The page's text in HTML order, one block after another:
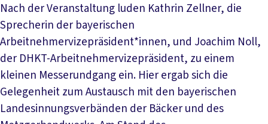
Nach der Veranstaltung luden Kathrin Zellner, die
Sprecherin der bayerischen
Arbeitnehmervizepräsident*innen, und Joachim Noll,
der DHKT-Arbeitnehmervizepräsident, zu einem
kleinen Messerundgang ein. Hier ergab sich die
Gelegenheit zum Austausch mit den bayerischen
Landesinnungsverbänden der Bäcker und des